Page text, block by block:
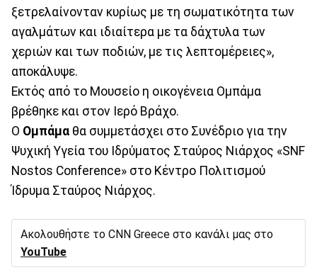
ξετρελαίνονταν κυρίως με τη σωματικότητα των
αγαλμάτων και ιδιαίτερα με τα δάχτυλα των
χεριών και των ποδιών, με τις λεπτομέρειες»,
αποκάλυψε.
Εκτός από το Μουσείο η οικογένεια Ομπάμα
βρέθηκε και στον Ιερό Βράχο.
Ο Ομπάμα θα συμμετάσχει στο Συνέδριο για την
Ψυχική Υγεία του Ιδρύματος Σταύρος Νιάρχος «SNF
Nostos Conference» στο Κέντρο Πολιτισμού
Ίδρυμα Σταύρος Νιάρχος.
Ακολουθήστε το CNN Greece στο κανάλι μας στο
YouTube